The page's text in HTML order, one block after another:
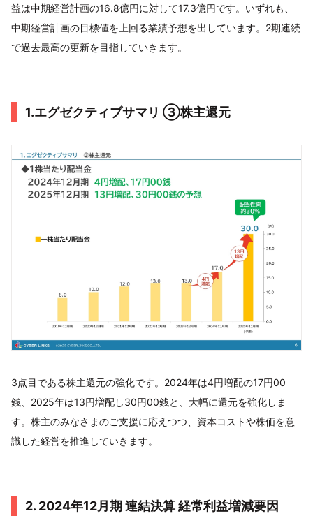
益は中期経営計画の16.8億円に対して17.3億円です。いずれも、
中期経営計画の目標値を上回る業績予想を出しています。2期連続
で過去最高の更新を目指していきます。
1.エグゼクティブサマリ ③株主還元
3点目である株主還元の強化です。2024年は4円増配の17円00
銭、2025年は13円増配し30円00銭と、大幅に還元を強化しま
す。株主のみなさまのご支援に応えつつ、資本コストや株価を意
識した経営を推進していきます。
2. 2024年12月期 連結決算 経常利益増減要因